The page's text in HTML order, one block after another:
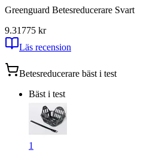
Greenguard Betesreducerare Svart
9.31 775 kr
Läs recension
Betesreducerare bäst i test
Bäst i test
1